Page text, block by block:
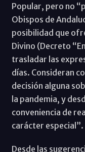
Popular, pero no
Obispos de
posibilidad que
Divino (Decreto
trasladar las
días. Consideran
decisión alguna
la pandemia, y
conveniencia de
carácter especial”.
Desde las